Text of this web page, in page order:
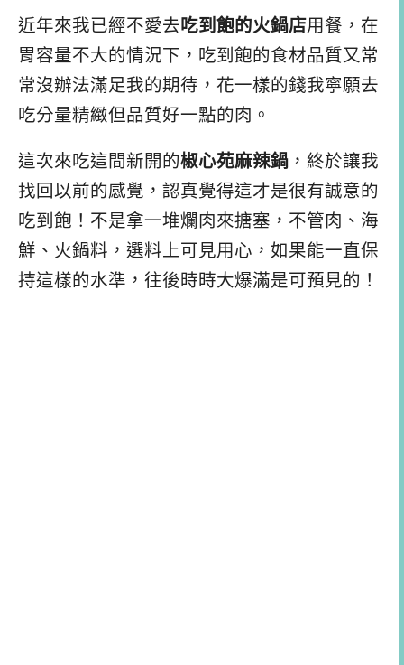
近年來我已經不愛去吃到飽的火鍋店用餐，在
胃容量不大的情況下，吃到飽的食材品質又常
常沒辦法滿足我的期待，花一樣的錢我寧願去
吃分量精緻但品質好一點的肉。
這次來吃這間新開的椒心苑麻辣鍋 ，終於讓我
找回以前的感覺，認真覺得這才是很有誠意的
吃到飽！不是拿一堆爛肉來搪塞，不管肉、海
鮮、火鍋料，選料上可見用心，如果能一直保
持這樣的水準，往後時時大爆滿是可預見的！